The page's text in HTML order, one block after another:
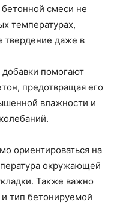
смеси не
температурах,
твердение даже в
добавки помогают
предотвращая его
влажности и
ориентироваться на
окружающей
Также важно
и тип бетонируемой